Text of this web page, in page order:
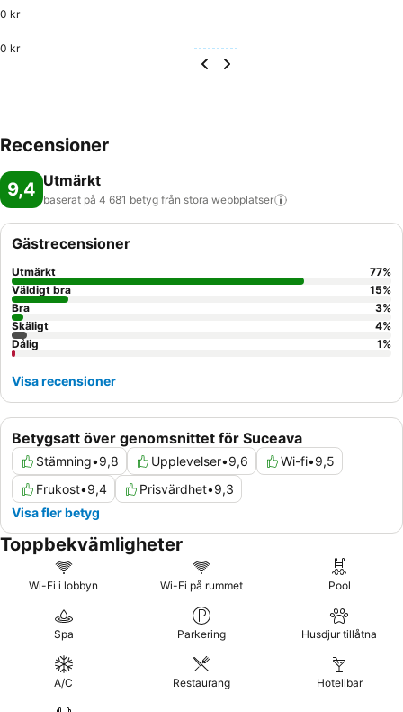
0 kr
0 kr
Recensioner
9,4 Utmärkt
baserat på 4 681 betyg från stora webbplatser
Betygsatt över genomsnittet för Suceava
Stämning•9,8 Upplevelser•9,6 Wi-fi•9,5
Frukost•9,4 Prisvärdhet•9,3
Visa fler betyg
Gästrecensioner
Utmärkt 77%
Väldigt bra
15%
Bra
3%
Skäligt
4%
Dålig
1%
Visa recensioner
Toppbekvämligheter
Wi-Fi i lobbyn Wi-Fi på rummet Pool
Spa Parkering Husdjur tillåtna
A/C Restaurang Hotellbar